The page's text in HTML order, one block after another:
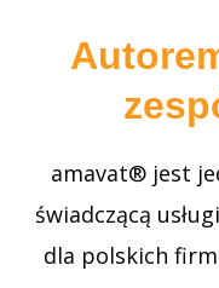
amavat® jest
świadczącą
dla polskich